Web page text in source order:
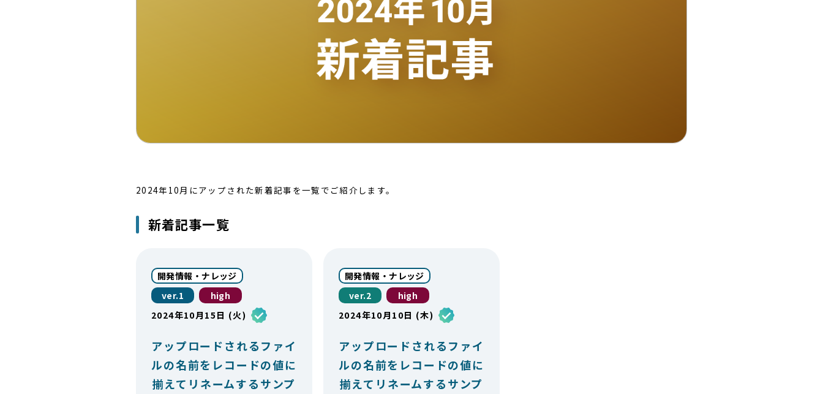
2024年10月にアップされた新着記事を一覧でご紹介します。
新着記事一覧
開発情報・ナレッジ
ver.1
high
2024年10月15日 (火)
アップロードされるファイ
ルの名前をレコードの値に
揃えてリネームするサンプ
開発情報・ナレッジ
ver.2
high
2024年10月10日 (木)
アップロードされるファイ
ルの名前をレコードの値に
揃えてリネームするサンプ